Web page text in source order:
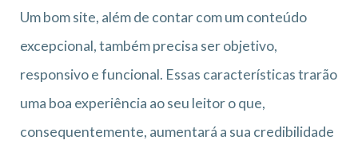
Um bom site, além de contar com um conteúdo
excepcional, também precisa ser objetivo,
responsivo e funcional. Essas características trarão
uma boa experiência ao seu leitor o que,
consequentemente, aumentará a sua credibilidade